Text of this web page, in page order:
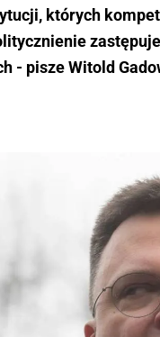
których
- pisze Witold